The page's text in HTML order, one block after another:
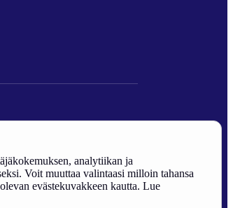
analytiikan ja
Voit muuttaa valintaasi milloin tahansa
evästekuvakkeen kautta. Lue